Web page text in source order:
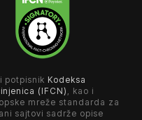
potpisnik Kodeksa
(IFCN)
, kao i
mreže standarda za
sajtovi sadrže opise